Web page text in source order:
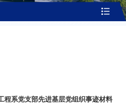
程系党支部先进基层党组织事迹材料